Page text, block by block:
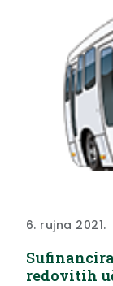
6. rujna 2021.
redovitih